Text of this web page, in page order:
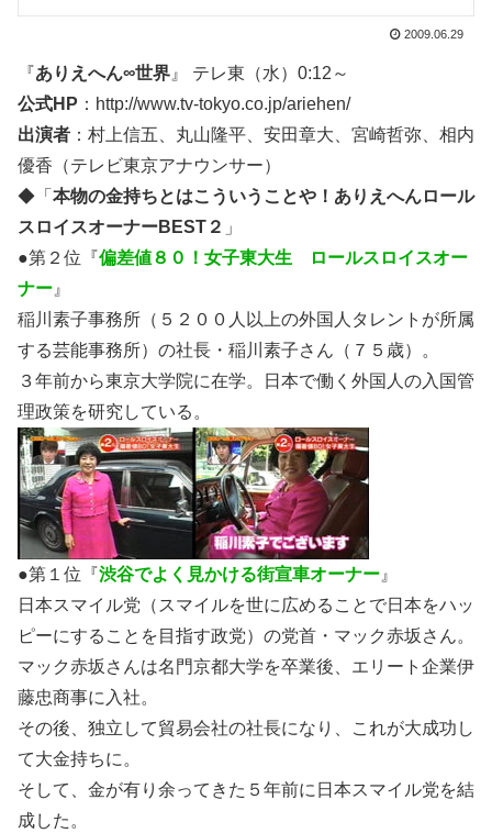
2009.06.29
『ありえへん∞世界 』 テレ東（水）0:12～
公式HP ：http://www.tv-tokyo.co.jp/ariehen/
出演者 ：村上信五、丸山隆平、安田章大、宮崎哲弥、相内
優香（テレビ東京アナウンサー）
◆「 本物の金持ちとはこういうことや！ありえへんロール
スロイスオーナーBEST２ 」
●第２位『偏差値８０！女子東大生 ロールスロイスオー
ナー 』
稲川素子事務所（５２００人以上の外国人タレントが所属
する芸能事務所）の社長・稲川素子さん（７５歳）。
３年前から東京大学院に在学。日本で働く外国人の入国管
理政策を研究している。
●第１位『渋谷でよく見かける街宣車オーナー 』
日本スマイル党（スマイルを世に広めることで日本をハッ
ピーにすることを目指す政党）の党首・マック赤坂さん。
マック赤坂さんは名門京都大学を卒業後、エリート企業伊
藤忠商事に入社。
その後、独立して貿易会社の社長になり、これが大成功し
て大金持ちに。
そして、金が有り余ってきた５年前に日本スマイル党を結
成した。